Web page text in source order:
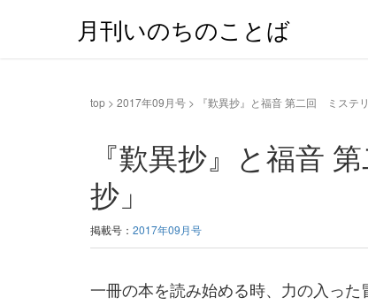
月刊いのちのことば
top > 2017年09月号 > 『歎異抄』と福音 第二回 ミステ
『歎異抄』と福音
抄」
掲載号： 2017年09月号
一冊の本を読み始める時、力の入っ